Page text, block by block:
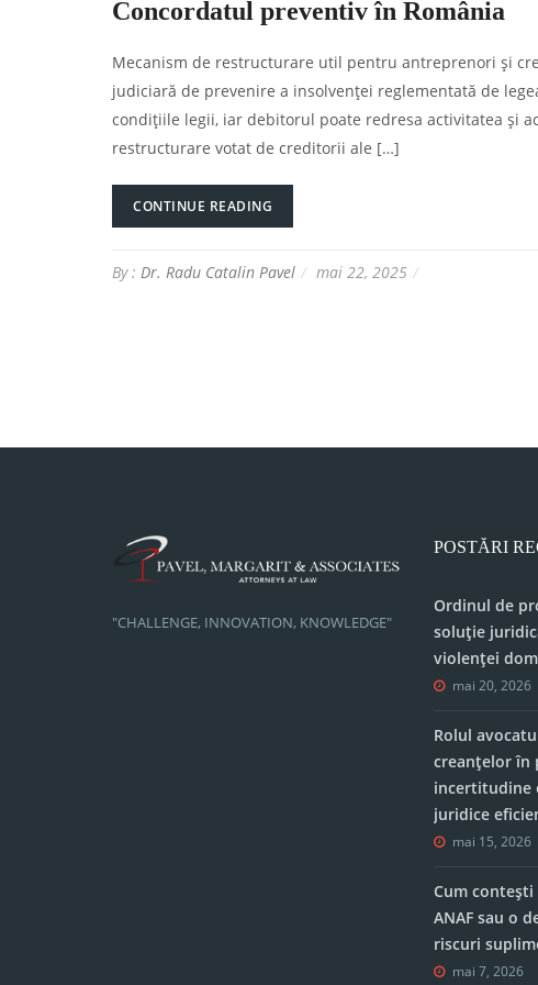
Concordatul preventiv în România
Mecanism de restructurare util pentru antreprenori și
judiciară de prevenire a insolvenței reglementată de
condițiile legii, iar debitorul poate redresa activitatea și
restructurare votat de creditorii ale […]
CONTINUE READING
By : Dr. Radu Catalin Pavel mai 22, 2025
"CHALLENGE, INNOVATION, KNOWLEDGE"
POSTĂRI
Ordinul de
soluție
violenței
mai 20, 2026
Rolul
creanțelor în
incertitudine
juridice
mai 15, 2026
Cum
ANAF sau o
riscuri
mai 7, 2026